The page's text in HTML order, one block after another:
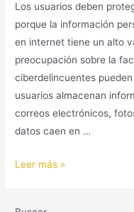
Los usuarios deben
porque la información
en internet tiene un alto
preocupación sobre la
ciberdelincuentes
usuarios almacenan
correos electrónicos,
datos caen en …
Leer más »